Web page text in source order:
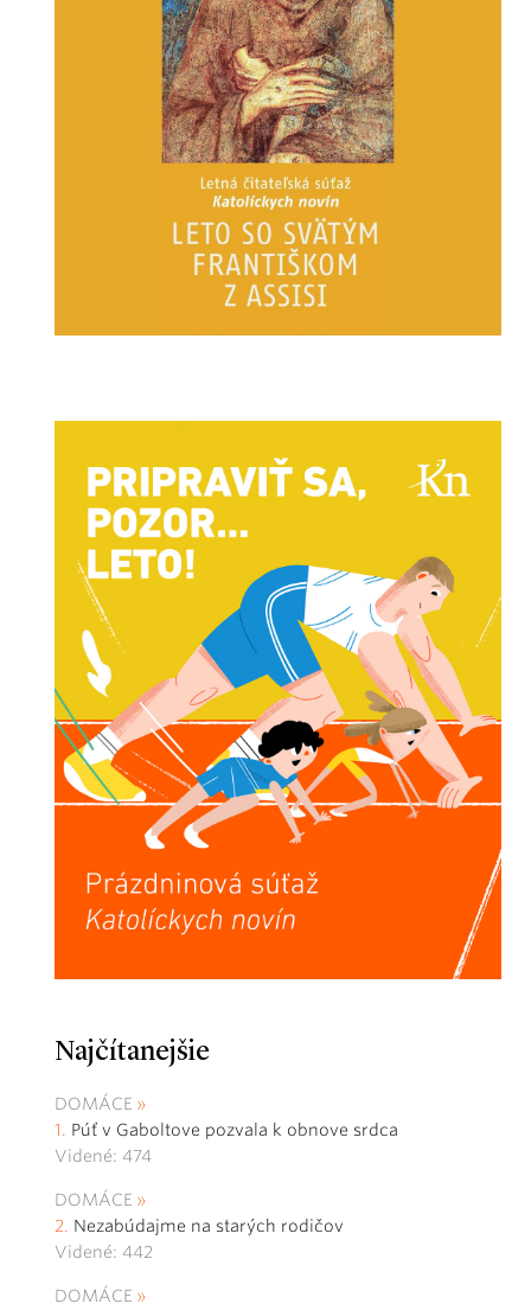
Najčítanejšie
DOMÁCE
Púť v Gaboltove pozvala k obnove srdca
Videné: 474
DOMÁCE
Nezabúdajme na starých rodičov
Videné: 442
DOMÁCE